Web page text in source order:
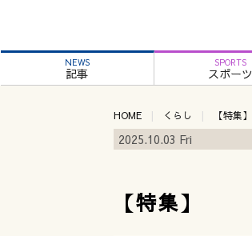
NEWS
記事
SPORTS
スポーツ
HOME くらし 【特集】
2025.10.03 Fri
【特集】